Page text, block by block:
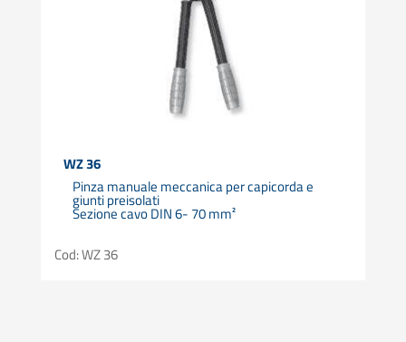
WZ 36
Pinza manuale meccanica per capicorda e
giunti preisolati
Sezione cavo DIN 6- 70 mm²
Cod: WZ 36